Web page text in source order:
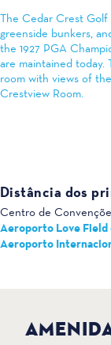
The Cedar Crest
greenside bunkers,
the 1927 PGA
are maintained today.
room with views of
Crestview Room.
Distância dos
Centro de
Aeroporto Love Field
Aeroporto